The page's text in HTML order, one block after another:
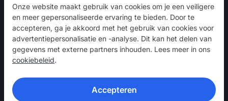
Onze website maakt gebruik van cookies om je een veiligere
en meer gepersonaliseerde ervaring te bieden. Door te
accepteren, ga je akkoord met het gebruik van cookies voor
advertentiepersonalisatie en -analyse. Dit kan het delen van
gegevens met externe partners inhouden. Lees meer in ons
cookiebeleid.
Accepteren
NordVPN
Betrekken
Hulp
Ontdek